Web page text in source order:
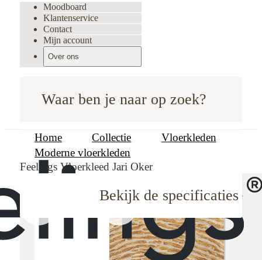
Waar ben je naar op zoek?
Moodboard
Klantenservice
Contact
Mijn account
Over ons
Home Collectie
Vloerkleden
Moderne vloerkleden
Feelings Vloerkleed Jari Oker
Bekijk de specificaties